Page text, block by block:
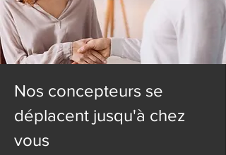
Nos concepteurs se
déplacent jusqu'à chez
vous